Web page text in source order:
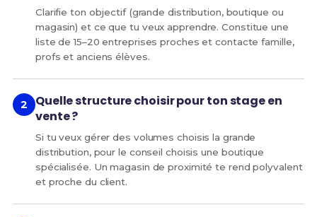
Clarifie ton objectif (grande distribution, boutique ou
magasin) et ce que tu veux apprendre. Constitue une
liste de 15–20 entreprises proches et contacte famille,
profs et anciens élèves.
Quelle structure choisir pour ton stage en
vente ?
Si tu veux gérer des volumes choisis la grande
distribution, pour le conseil choisis une boutique
spécialisée. Un magasin de proximité te rend polyvalent
et proche du client.